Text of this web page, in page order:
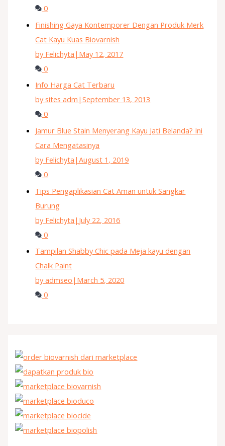
0
Finishing Gaya Kontemporer Dengan Produk Merk
Cat Kayu Kuas Biovarnish
by Felichyta | May 12, 2017
0
Info Harga Cat Terbaru
by sites adm |September 13, 2013
0
Jamur Blue Stain Menyerang Kayu Jati Belanda? Ini
Cara Mengatasinya
by Felichyta |August 1, 2019
0
Tips Pengaplikasian Cat Aman untuk Sangkar
Burung
by Felichyta | July 22, 2016
0
Tampilan Shabby Chic pada Meja kayu dengan
Chalk Paint
by admseo | March 5, 2020
0